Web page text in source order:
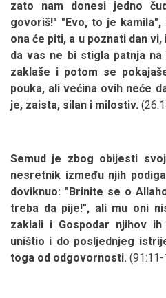
zato nam donesi jedno
govoriš!" "Evo, to je
ona će piti, a u poznati dan
da vas ne bi stigla patnja
zaklaše i potom se
pouka, ali većina ovih neće
je, zaista, silan i milostiv.
Semud je zbog obijesti
nesretnik između njih
doviknuo: "Brinite se o
treba da pije!", ali mu oni
zaklali i Gospodar njihov
uništio i do posljednjeg
toga od odgovornosti.